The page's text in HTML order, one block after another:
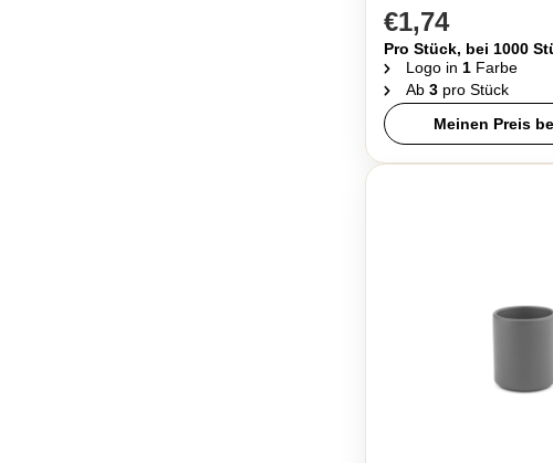
€1,74
Pro Stück, bei 1000
Logo in 1 Farbe
Ab 3 pro Stück
Meinen Preis